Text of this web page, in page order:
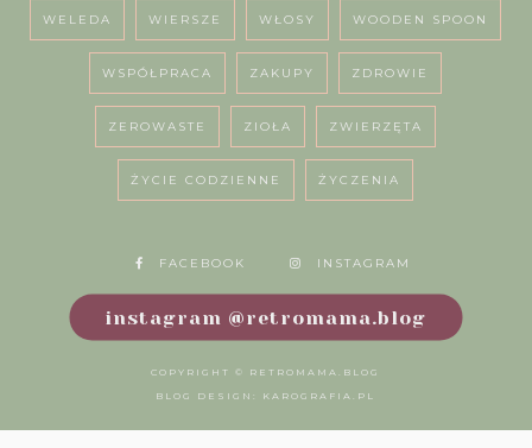
WELEDA WIERSZE WŁOSY WOODEN SPOON
WSPÓŁPRACA ZAKUPY ZDROWIE
ZEROWASTE ZIOŁA ZWIERZĘTA
ŻYCIE CODZIENNE ŻYCZENIA
FACEBOOK INSTAGRAM
instagram @retromama.blog
COPYRIGHT © RETROMAMA.BLOG
BLOG DESIGN: KAROGRAFIA.PL